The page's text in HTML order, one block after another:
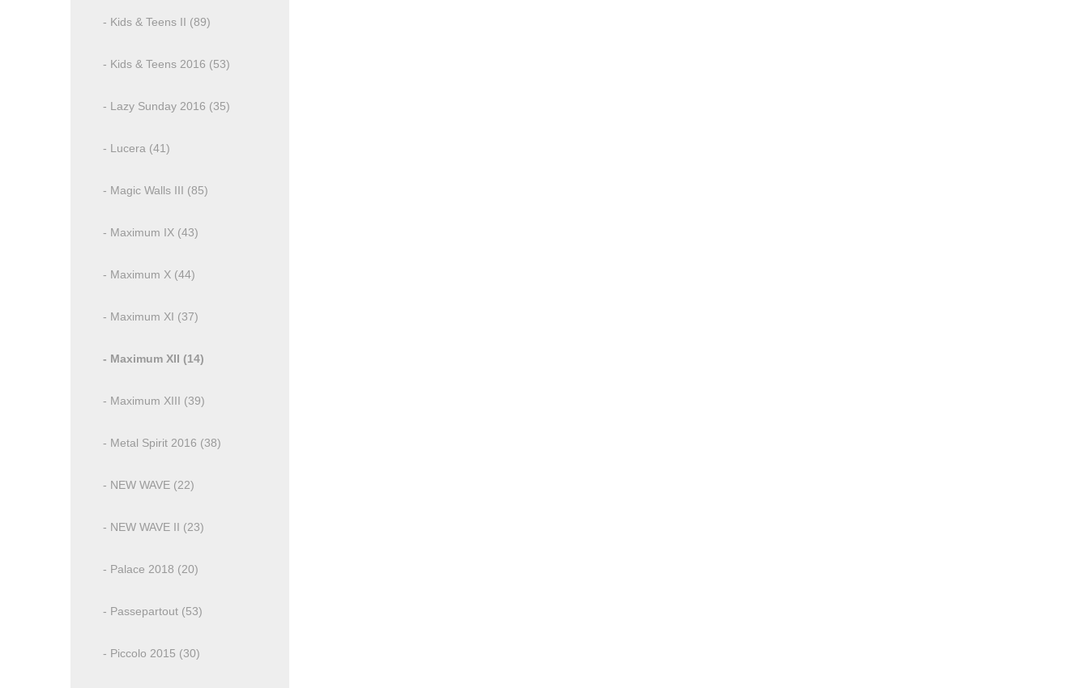
- Kids & Teens II (89)
- Kids & Teens 2016 (53)
- Lazy Sunday 2016 (35)
- Lucera (41)
- Magic Walls III (85)
- Maximum IX (43)
- Maximum X (44)
- Maximum XI (37)
- Maximum XII (14)
- Maximum XIII (39)
- Metal Spirit 2016 (38)
- NEW WAVE (22)
- NEW WAVE II (23)
- Palace 2018 (20)
- Passepartout (53)
- Piccolo 2015 (30)